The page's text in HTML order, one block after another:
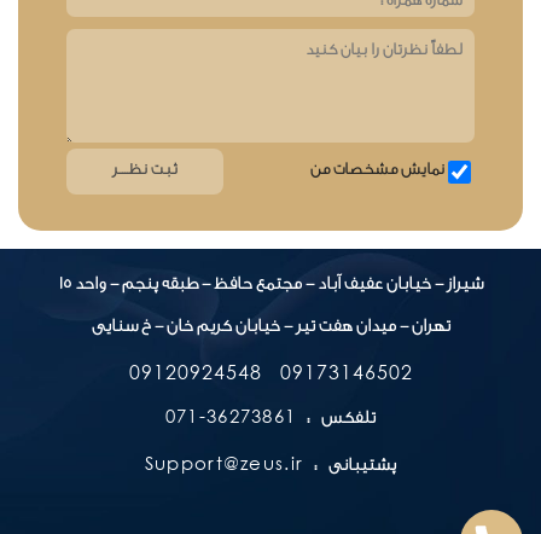
نمایش مشخصات من
شیراز - خیابان عفیف آباد - مجتمع حافظ - طبقه پنجم - واحد 15
تهران - میدان هفت تیر - خیابان کریم خان - خ سنایی
09120924548 09173146502
تلفکس : 36273861-071
پشتیبانی : Support@zeus.ir